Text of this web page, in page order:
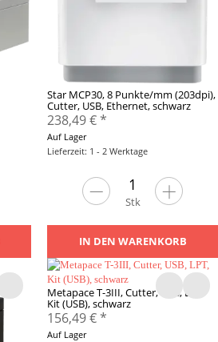
Star MCP30, 8 Punkte/mm (203dpi),
Cutter, USB, Ethernet, schwarz
238,49 €*
Auf Lager
Lieferzeit: 1 - 2 Werktage
Stk
IN DEN WARENKORB
Metapace T-3III, Cutter, USB, LPT,
Kit (USB), schwarz
156,49 €*
Auf Lager